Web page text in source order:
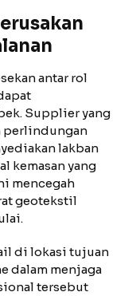
antar rol
Supplier yang
perlindungan
lakban
kemasan yang
mencegah
geotekstil
di lokasi tujuan
dalam menjaga
tersebut